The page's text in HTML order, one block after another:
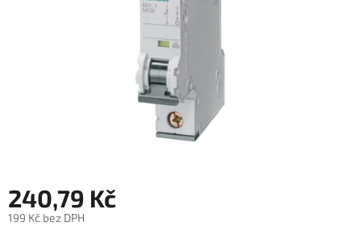
240,79 Kč
199 Kč bez DPH